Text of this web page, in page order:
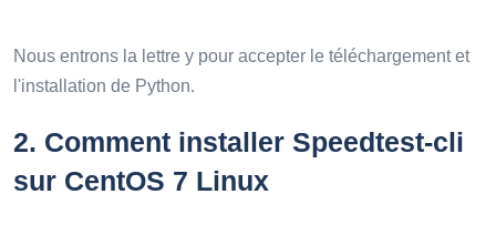
Nous entrons la lettre y pour accepter le téléchargement et
l'installation de Python.
2. Comment installer Speedtest-cli
sur CentOS 7 Linux